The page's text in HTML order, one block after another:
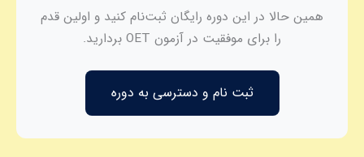
همین حالا در این دوره رایگان ثبت‌نام کنید و اولین قدم
را برای موفقیت در آزمون OET بردارید.
ثبت نام و دسترسی به دوره